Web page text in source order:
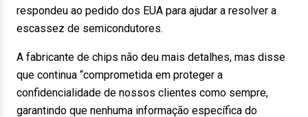
respondeu ao pedido dos EUA para ajudar a resolver a
escassez de semicondutores.
A fabricante de chips não deu mais detalhes, mas disse
que continua “comprometida em proteger a
confidencialidade de nossos clientes como sempre,
garantindo que nenhuma informação específica do